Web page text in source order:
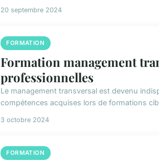
20 septembre 2024
FORMATION
Formation management
professionnelles
Le management transversal est devenu
compétences acquises lors de formations
3 octobre 2024
FORMATION